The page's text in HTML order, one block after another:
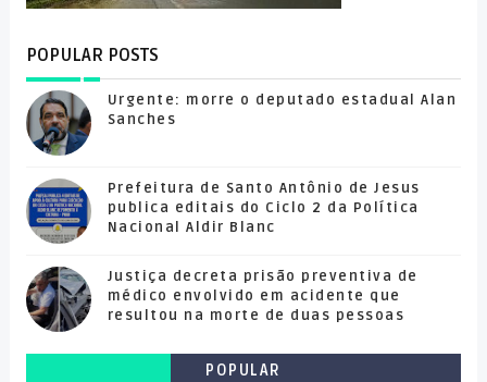
POPULAR POSTS
Urgente: morre o deputado estadual Alan
Sanches
Prefeitura de Santo Antônio de Jesus
publica editais do Ciclo 2 da Política
Nacional Aldir Blanc
Justiça decreta prisão preventiva de
médico envolvido em acidente que
resultou na morte de duas pessoas
POPULAR